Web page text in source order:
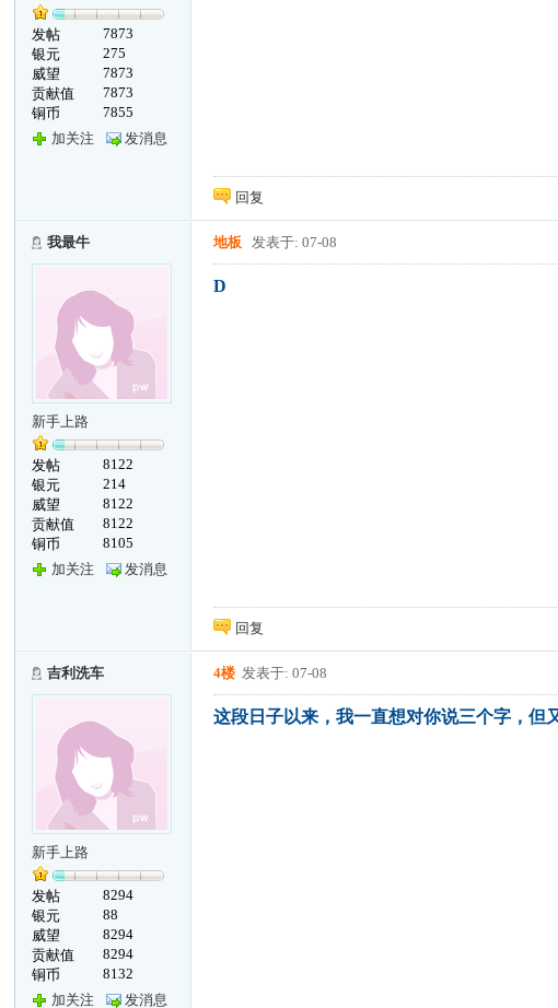
发帖
7873
银元
275
威望
7873
贡献值
7873
铜币
7855
加关注
发消息
回复
我最牛
新手上路
发帖
8122
银元
214
威望
8122
贡献值
8122
铜币
8105
加关注
发消息
地板 发表于: 07-08
D
回复
吉利洗车
新手上路
发帖
8294
银元
88
威望
8294
贡献值
8294
铜币
8132
加关注
发消息
4楼 发表于: 07-08
这段日子以来，我一直想对你说三个字，但